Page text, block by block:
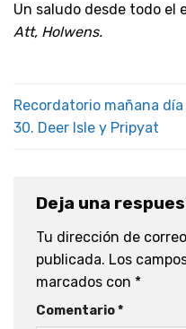
Un saludo desde todo el
Att, Holwens.
Recordatorio mañana día
30. Deer Isle y Pripyat
Deja una
Tu dirección de
publicada. Los
marcados con *
Comentario*